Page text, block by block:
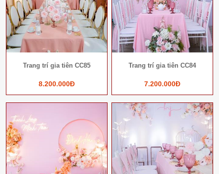
Trang trí gia tiên CC85
8.200.000Đ
Trang trí gia tiên CC84
7.200.000Đ